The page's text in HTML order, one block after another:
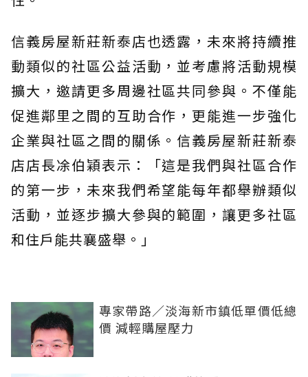
信義房屋新莊新泰店也透露，未來將持續推
動類似的社區公益活動，並考慮將活動規模
擴大，邀請更多周邊社區共同參與。不僅能
促進鄰里之間的互助合作，更能進一步強化
企業與社區之間的關係。信義房屋新莊新泰
店店長凃伯穎表示：「這是我們與社區合作
的第一步，未來我們希望能每年都舉辦類似
活動，並逐步擴大參與的範圍，讓更多社區
和住戶能共襄盛舉。」
專家帶路／淡海新市鎮低單價低總
價 減輕購屋壓力